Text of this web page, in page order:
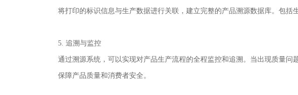
将打印的标识信息与生产数据进行关联，建立完整的产品溯源数据库。包括
5. 追溯与监控
通过溯源系统，可以实现对产品生产流程的全程监控和追溯。当出现质量问
保障产品质量和消费者安全。